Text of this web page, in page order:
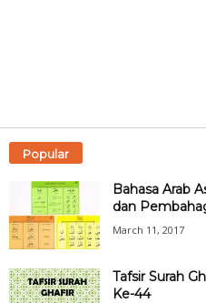
Popular
Bahasa Arab
dan
March 11, 2017
Tafsir Surah
Ke-44